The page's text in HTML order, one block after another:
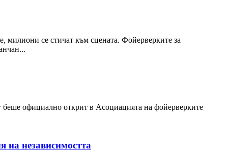
милиони се стичат към сцената. Фойерверките за
официално открит в Асоциацията на фойерверките
на независимостта